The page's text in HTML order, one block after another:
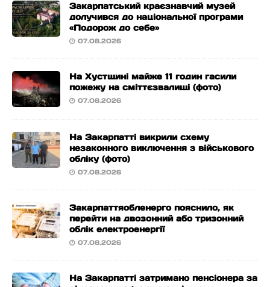
Закарпатський краєзнавчий музей
долучився до національної програми
«Подорож до себе»
07.08.2026
На Хустщині майже 11 годин гасили
пожежу на сміттєзвалищі (фото)
07.08.2026
На Закарпатті викрили схему
незаконного виключення з військового
обліку (фото)
07.08.2026
Закарпаттяобленерго пояснило, як
перейти на двозонний або тризонний
облік електроенергії
07.08.2026
На Закарпатті затримано пенсіонера за